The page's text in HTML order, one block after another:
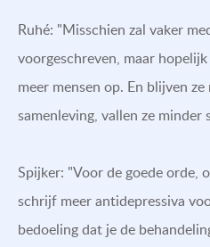
Ruhé: "Misschien zal vaker
voorgeschreven, maar
meer mensen op. En blijven
samenleving, vallen ze minder
Spijker: "Voor de goede orde,
schrijf meer antidepressiva
bedoeling dat je de